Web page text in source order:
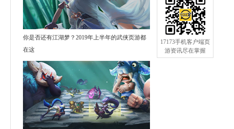
你是否还有江湖梦？2019年上半年的武侠页游都
在这
17173手机客户端页
游资讯尽在掌握